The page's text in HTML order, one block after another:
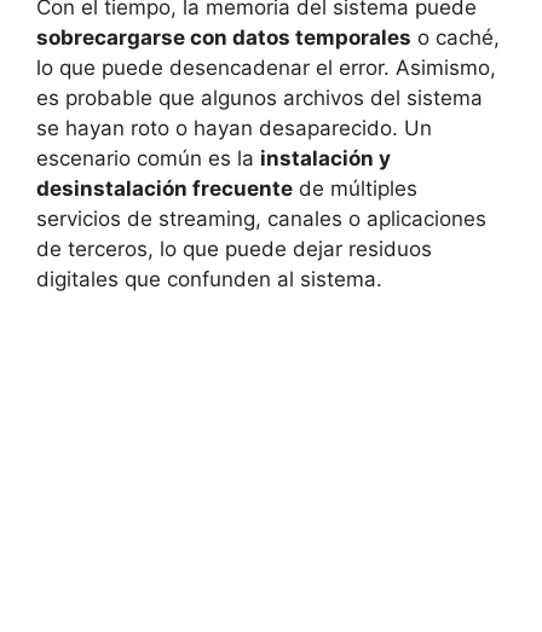
Con el tiempo, la memoria del sistema puede
sobrecargarse con datos temporales o caché,
lo que puede desencadenar el error. Asimismo,
es probable que algunos archivos del sistema
se hayan roto o hayan desaparecido. Un
escenario común es la instalación y
desinstalación frecuente de múltiples
servicios de streaming, canales o aplicaciones
de terceros, lo que puede dejar residuos
digitales que confunden al sistema.